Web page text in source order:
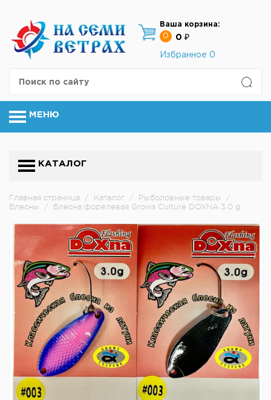
Ваша корзина:
0
0 ₽
Избранное 0
МЕНЮ
КАТАЛОГ
Главная страница / Каталог / Рыболовные товары
/
Блесны
/ Блесна форелевая Grows Culture DOXNA 3.0 g